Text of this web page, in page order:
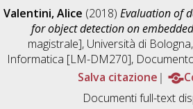
Valentini, Alice (2018)Evaluation of
for object detection on
magistrale], Università di
Informatica [LM-DM270],
Salva citazione
Documenti full-text